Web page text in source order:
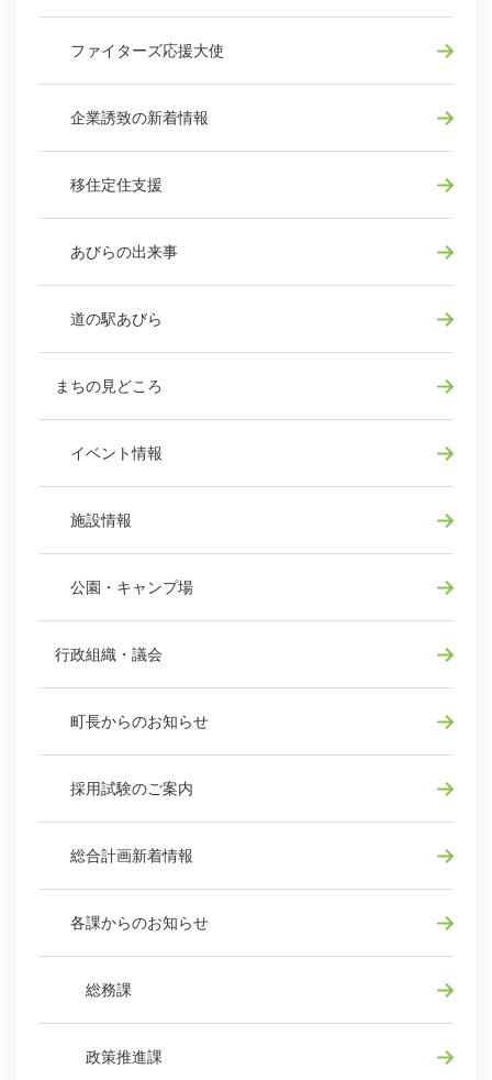
ファイターズ応援大使
企業誘致の新着情報
移住定住支援
あびらの出来事
道の駅あびら
まちの見どころ
イベント情報
施設情報
公園・キャンプ場
行政組織・議会
町長からのお知らせ
採用試験のご案内
総合計画新着情報
各課からのお知らせ
総務課
政策推進課